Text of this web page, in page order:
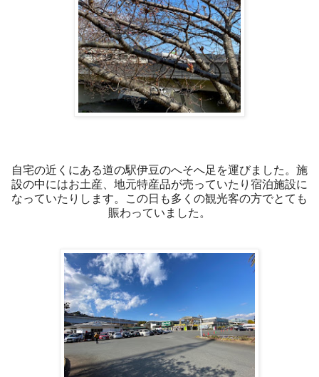
自宅の近くにある道の駅伊豆のへそへ足を運びました。施
設の中にはお土産、地元特産品が売っていたり宿泊施設に
なっていたりします。この日も多くの観光客の方でとても
賑わっていました。